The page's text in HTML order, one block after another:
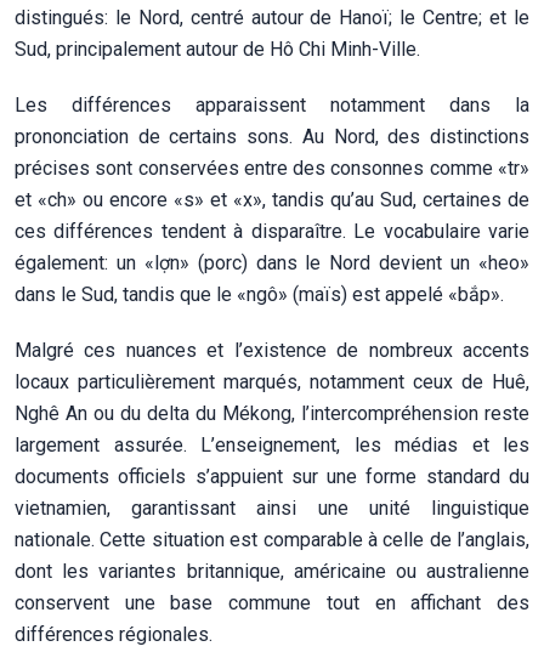
distingués: le Nord, centré autour de Hanoï; le Centre; et le
Sud, principalement autour de Hô Chi Minh-Ville.
Les différences apparaissent notamment dans la
prononciation de certains sons. Au Nord, des distinctions
précises sont conservées entre des consonnes comme «tr»
et «ch» ou encore «s» et «x», tandis qu’au Sud, certaines de
ces différences tendent à disparaître. Le vocabulaire varie
également: un «lợn» (porc) dans le Nord devient un «heo»
dans le Sud, tandis que le «ngô» (maïs) est appelé «bắp».
Malgré ces nuances et l’existence de nombreux accents
locaux particulièrement marqués, notamment ceux de Huê,
Nghê An ou du delta du Mékong, l’intercompréhension reste
largement assurée. L’enseignement, les médias et les
documents officiels s’appuient sur une forme standard du
vietnamien, garantissant ainsi une unité linguistique
nationale. Cette situation est comparable à celle de l’anglais,
dont les variantes britannique, américaine ou australienne
conservent une base commune tout en affichant des
différences régionales.